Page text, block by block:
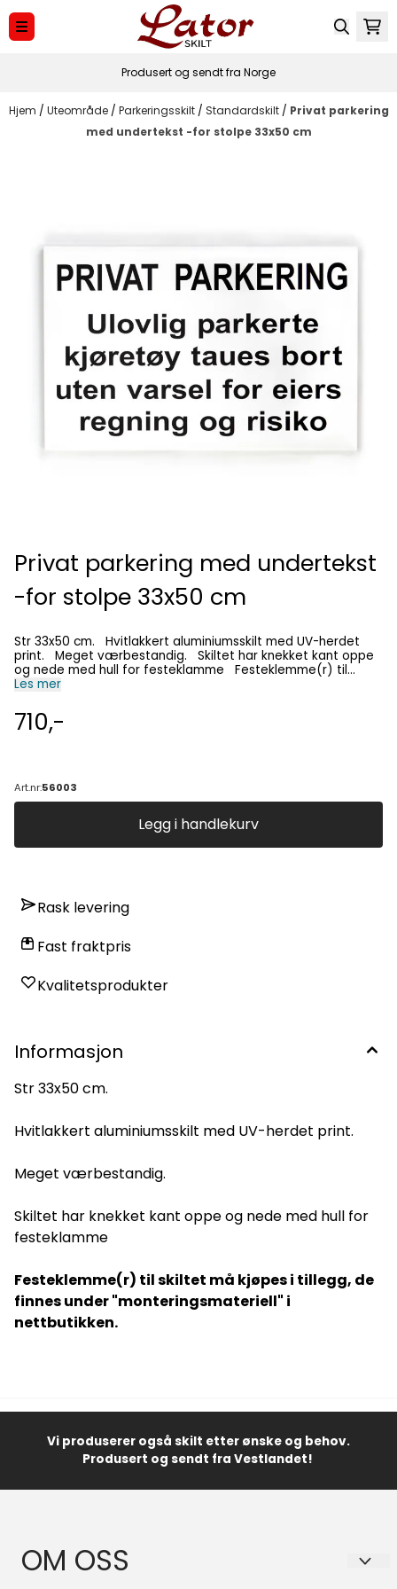
Hopp til innhold
Produsert og sendt fra Norge
Hjem / Uteområde / Parkeringsskilt / Standardskilt / Privat parkering
med undertekst -for stolpe 33x50 cm
Privat parkering med undertekst
-for stolpe 33x50 cm
Str 33x50 cm. Hvitlakkert aluminiumsskilt med UV-herdet
print. Meget værbestandig. Skiltet har knekket kant oppe
og nede med hull for festeklamme Festeklemme(r) til
skiltet må kjøpes i tillegg, de finnes under
Les mer
710,-
Art.nr:56003
Legg i handlekurv
Rask levering
Fast fraktpris
Kvalitetsprodukter
Informasjon
Str 33x50 cm.
Hvitlakkert aluminiumsskilt med UV-herdet print.
Meget værbestandig.
Skiltet har knekket kant oppe og nede med hull for
festeklamme
Festeklemme(r) til skiltet må kjøpes i tillegg, de
finnes under "monteringsmateriell" i
nettbutikken.
Vi produserer også skilt etter ønske og behov.
Produsert og sendt fra Vestlandet!
OM OSS